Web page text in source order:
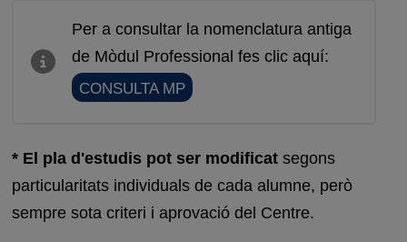
Per a consultar la nomenclatura antiga
de Mòdul Professional fes clic aquí:
CONSULTA MP
* El pla d'estudis pot ser modificat segons
particularitats individuals de cada alumne, però
sempre sota criteri i aprovació del Centre.